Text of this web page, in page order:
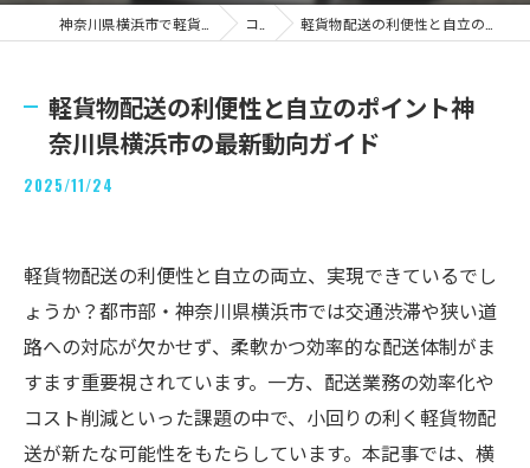
コラム 軽貨物配送の利便性と自立のポイント神奈川県横浜市の最新動向ガイド
軽貨物配送の利便性と自立のポイント神
奈川県横浜市の最新動向ガイド
2025/11/24
軽貨物配送の利便性と自立の両立、実現できているでし
ょうか？都市部・神奈川県横浜市では交通渋滞や狭い道
路への対応が欠かせず、柔軟かつ効率的な配送体制がま
すます重要視されています。一方、配送業務の効率化や
コスト削減といった課題の中で、小回りの利く軽貨物配
送が新たな可能性をもたらしています。本記事では、横